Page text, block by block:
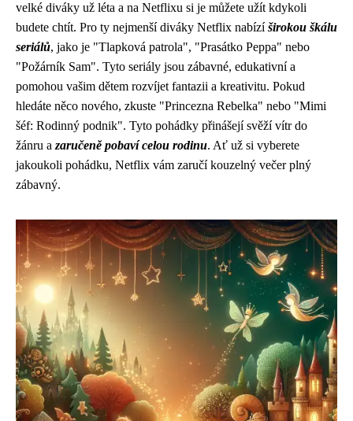
velké diváky už léta a na Netflixu si je můžete užít kdykoli
budete chtít. Pro ty nejmenší diváky Netflix nabízíširokou škálu
seriálů, jako je "Tlapková patrola", "Prasátko Peppa" nebo
"Požárník Sam". Tyto seriály jsou zábavné, edukativní a
pomohou vašim dětem rozvíjet fantazii a kreativitu. Pokud
hledáte něco nového, zkuste "Princezna Rebelka" nebo "Mimi
šéf: Rodinný podnik". Tyto pohádky přinášejí svěží vítr do
žánru a zaručeně pobaví celou rodinu. Ať už si vyberete
jakoukoli pohádku, Netflix vám zaručí kouzelný večer plný
zábavný.